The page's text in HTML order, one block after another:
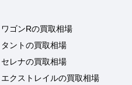
ワゴンRの買取相場
タントの買取相場
セレナの買取相場
エクストレイルの買取相場